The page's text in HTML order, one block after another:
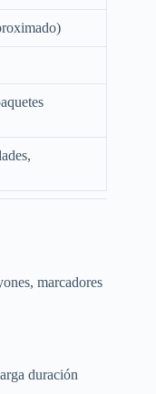
marcadores
duración